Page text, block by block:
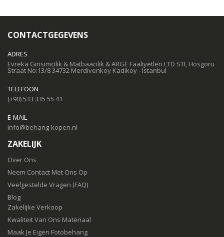
CONTACTGEGEVENS
ADRES
Evreka Girisimcilik & Matbaacilik & ARGE Faaliyetleri LTD STI, Hosgoru
Straat No:13/8 34732 Merdivenkoy Kadikoy - Istanbul
TELEFOON
(+90) 533 335 55 41
E-MAIL
info@behang-kopen.nl
ZAKELIJK
Over Ons
Neem Contact Met Ons Op
Veelgestelde Vragen (FAQ)
Blog
Zakelijke Verkoop
Kwaliteit Van Ons Materiaal
Maak Je Eigen Fotobehang